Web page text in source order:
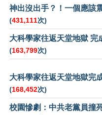
神出沒出手？！一個應該
(431,111次)
大科學家往返天堂地獄 完
(163,799次)
大科學家往返天堂地獄完
(168,452次)
校園慘劇：中共老黨員撞